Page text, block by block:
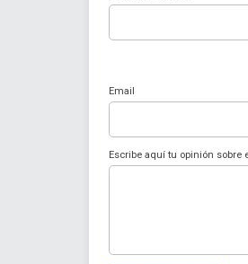
Email
Escribe aquí tu opinión sobre